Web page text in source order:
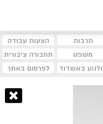
תרבות
הצעות עבודה
משפט
תחבורה ציבורית
באשדוד לפרסום באתר